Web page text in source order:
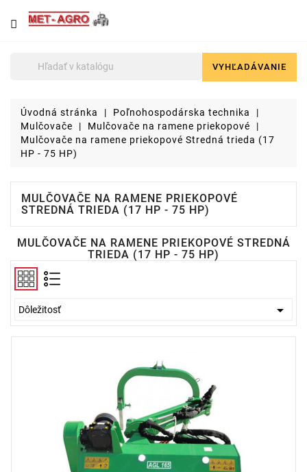
NÁJDETE
U
Lyžice
pre
čelné
stavebné
stroje
Brikety
pelety
VYHĽADÁVANIE
Úvodná stránka
Poľnohospodárska technika
Mulčovače
Mulčovače na ramene priekopové
Mulčovače na ramene priekopové Stredná trieda (17
HP - 75 HP)
MULČOVAČE NA RAMENE PRIEKOPOVÉ
STREDNÁ TRIEDA (17 HP - 75 HP)
MULČOVAČE NA RAMENE PRIEKOPOVÉ STREDNÁ
TRIEDA (17 HP - 75 HP)
Dôležitosť 